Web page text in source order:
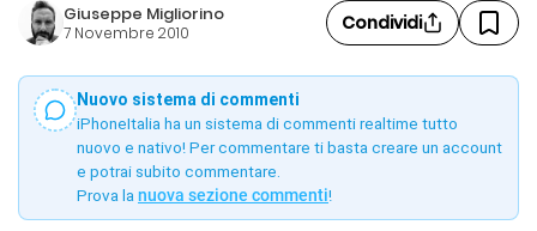
Giuseppe Migliorino
7 Novembre 2010 Condividi
Nuovo sistema di commenti
iPhoneItalia ha un sistema di commenti realtime tutto
nuovo e nativo! Per commentare ti basta creare un account
e potrai subito commentare.
Prova la nuova sezione commenti!